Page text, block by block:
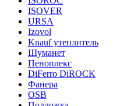
ISOVER
URSA
Izovol
Knauf утеплитель
Шуманет
Пеноплекс
DiFerro DiROCK
Фанера
OSB